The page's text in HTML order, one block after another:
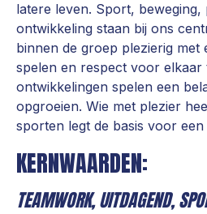
latere leven. Sport, beweging,
ontwikkeling staan bij ons
binnen de groep plezierig met
spelen en respect voor elkaar
ontwikkelingen spelen een
opgroeien. Wie met plezier
sporten legt de basis voor
KERNWAARDEN:
TEAMWORK, UITDAGEND,